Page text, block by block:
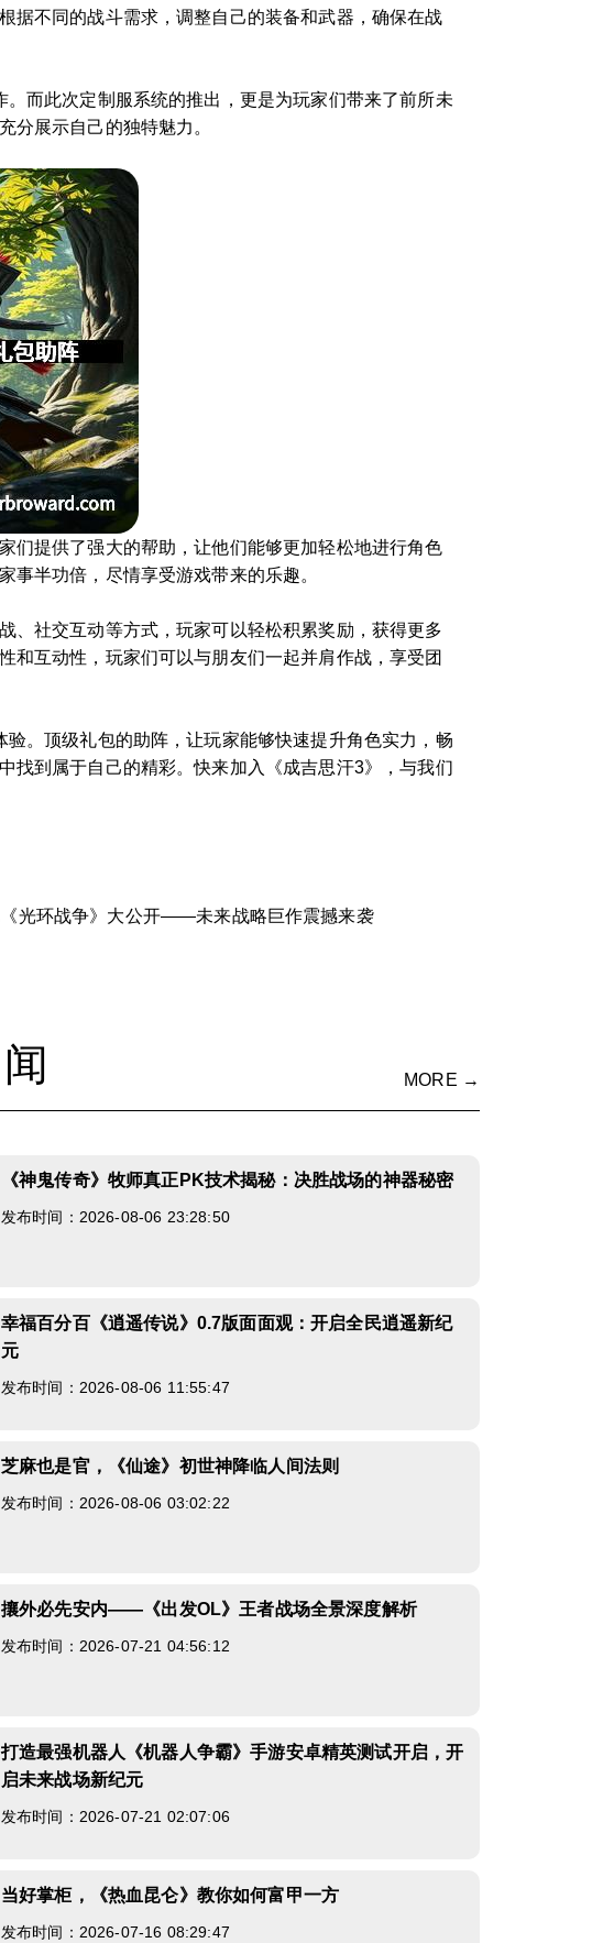
据不同的战斗需求，调整自己的装备和武器，确保在战
而此次定制服系统的推出，更是为玩家们带来了前所未
分展示自己的独特魅力。
们提供了强大的帮助，让他们能够更加轻松地进行角色
半功倍，尽情享受游戏带来的乐趣。
、社交互动等方式，玩家可以轻松积累奖励，获得更多
和互动性，玩家们可以与朋友们一起并肩作战，享受团
。顶级礼包的助阵，让玩家能够快速提升角色实力，畅
找到属于自己的精彩。快来加入《成吉思汗3》，与我们
光环战争》大公开——未来战略巨作震撼来袭
MORE →
《神鬼传奇》牧师真正PK技术揭秘：决胜战场的神器秘密
发布时间：2026-08-06 23:28:50
幸福百分百《逍遥传说》0.7版面面观：开启全民逍遥新纪
元
发布时间：2026-08-06 11:55:47
芝麻也是官，《仙途》初世神降临人间法则
发布时间：2026-08-06 03:02:22
攘外必先安内——《出发OL》王者战场全景深度解析
发布时间：2026-07-21 04:56:12
打造最强机器人《机器人争霸》手游安卓精英测试开启，开
启未来战场新纪元
发布时间：2026-07-21 02:07:06
当好掌柜，《热血昆仑》教你如何富甲一方
发布时间：2026-07-16 08:29:47